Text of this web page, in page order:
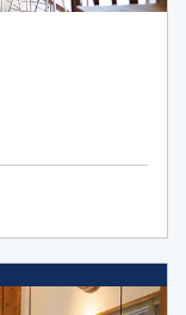
場合
要な場
める利
おいて
いる場合